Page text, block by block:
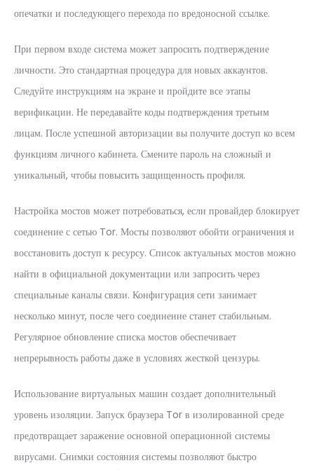
опечатки и последующего перехода по вредоносной ссылке.
При первом входе система может запросить подтверждение
личности. Это стандартная процедура для новых аккаунтов.
Следуйте инструкциям на экране и пройдите все этапы
верификации. Не передавайте коды подтверждения третьим
лицам. После успешной авторизации вы получите доступ ко всем
функциям личного кабинета. Смените пароль на сложный и
уникальный, чтобы повысить защищенность профиля.
Настройка мостов может потребоваться, если провайдер блокирует
соединение с сетью Tor. Мосты позволяют обойти ограничения и
восстановить доступ к ресурсу. Список актуальных мостов можно
найти в официальной документации или запросить через
специальные каналы связи. Конфигурация сети занимает
несколько минут, после чего соединение станет стабильным.
Регулярное обновление списка мостов обеспечивает
непрерывность работы даже в условиях жесткой цензуры.
Использование виртуальных машин создает дополнительный
уровень изоляции. Запуск браузера Tor в изолированной среде
предотвращает заражение основной операционной системы
вирусами. Снимки состояния системы позволяют быстро